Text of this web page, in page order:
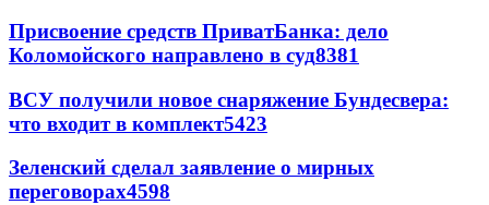
Присвоение средств ПриватБанка: дело
Коломойского направлено в суд8381
ВСУ получили новое снаряжение Бундесвера:
что входит в комплект5423
Зеленский сделал заявление о мирных
переговорах4598